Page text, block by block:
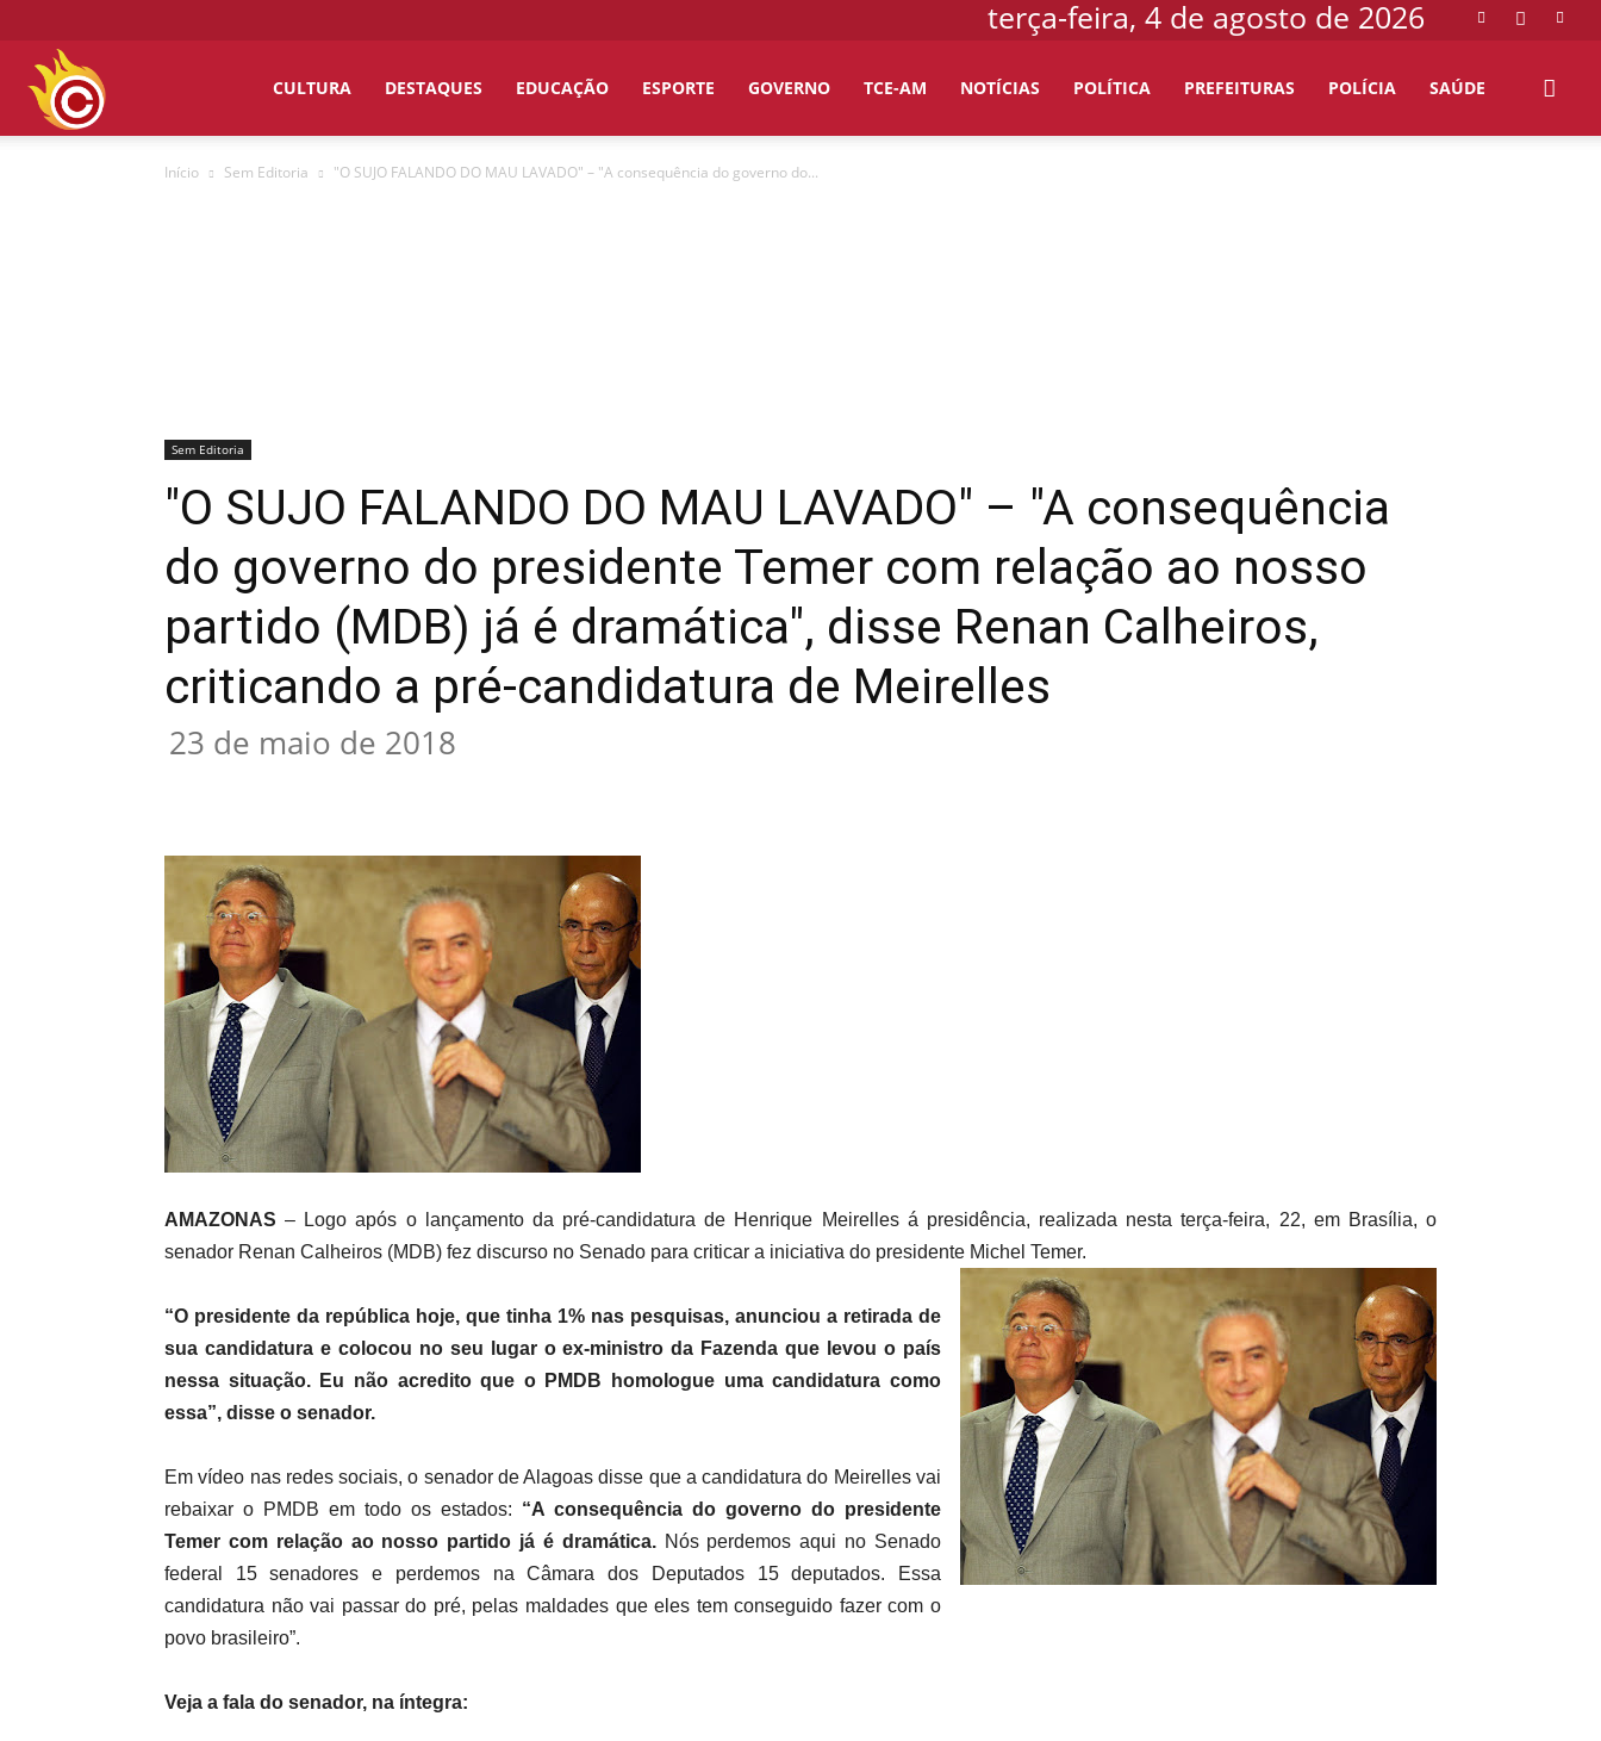
terça-feira, 4 de agosto de 2026
CULTURA DESTAQUES EDUCAÇÃO ESPORTE GOVERNO TCE-AM NOTÍCIAS POLÍTICA PREFEITURAS POLÍCIA SAÚDE
Início Sem Editoria "O SUJO FALANDO DO MAU LAVADO" – "A consequência do governo do...
Sem Editoria
"O SUJO FALANDO DO MAU LAVADO" – "A consequência
do governo do presidente Temer com relação ao nosso
partido (MDB) já é dramática", disse Renan Calheiros,
criticando a pré-candidatura de Meirelles
23 de maio de 2018
AMAZONAS – Logo após o lançamento da pré-candidatura de Henrique Meirelles á presidência, realizada nesta terça-feira, 22, em Brasília, o
senador Renan Calheiros (MDB) fez discurso no Senado para criticar a iniciativa do presidente Michel Temer.
“O presidente da república hoje, que tinha 1% nas pesquisas, anunciou a retirada de
sua candidatura e colocou no seu lugar o ex-ministro da Fazenda que levou o país
nessa situação. Eu não acredito que o PMDB homologue uma candidatura como
essa”, disse o senador.
Em vídeo nas redes sociais, o senador de Alagoas disse que a candidatura do Meirelles vai
rebaixar o PMDB em todo os estados: “A consequência do governo do presidente
Temer com relação ao nosso partido já é dramática.Nós perdemos aqui no Senado
federal 15 senadores e perdemos na Câmara dos Deputados 15 deputados. Essa
candidatura não vai passar do pré, pelas maldades que eles tem conseguido fazer com o
povo brasileiro”.
Veja a fala do senador, na íntegra: